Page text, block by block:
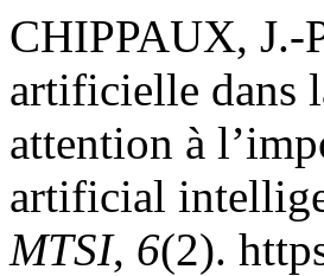
CHIPPAUX, J.-
artificielle dans
attention à
artificial
MTSI, 6(2).